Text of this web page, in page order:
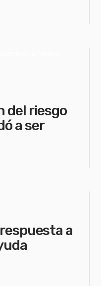
del riesgo
a ser
a